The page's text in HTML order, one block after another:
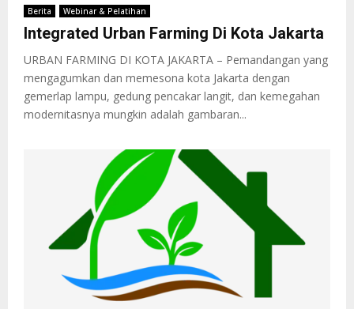
Berita Webinar & Pelatihan
Integrated Urban Farming Di Kota Jakarta
URBAN FARMING DI KOTA JAKARTA – Pemandangan yang
mengagumkan dan memesona kota Jakarta dengan
gemerlap lampu, gedung pencakar langit, dan kemegahan
modernitasnya mungkin adalah gambaran...